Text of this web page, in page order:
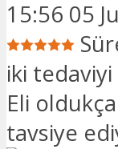
15:56 05
iki
Eli
tavsiye